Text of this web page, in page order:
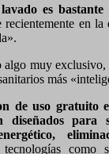
es bastante
en la
algo muy
más
de uso gratuito
para
como